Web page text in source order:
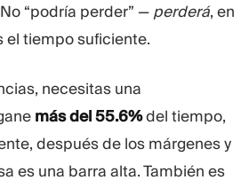
“podría perder” — perderá, en
el tiempo suficiente.
necesitas una
más del 55.6%del tiempo,
después de los márgenes y
es una barra alta. También es